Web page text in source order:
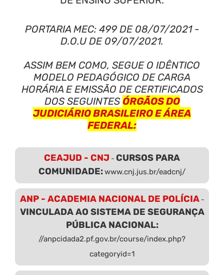
PORTARIA MEC: 499 DE 08/07/2021 -
D.O.U DE 09/07/2021.
ASSIM BEM COMO, SEGUE O IDÊNTICO
MODELO PEDAGÓGICO DE CARGA
HORÁRIA E EMISSÃO DE CERTIFICADOS
DOS SEGUINTES ÓRGÃOS DO
JUDICIÁRIO BRASILEIRO E ÁREA
FEDERAL:
CEAJUD - CNJ - CURSOS PARA
COMUNIDADE:www.cnj.jus.br/eadcnj/
ANP - ACADEMIA NACIONAL DE POLÍCIA-
VINCULADA AO SISTEMA DE SEGURANÇA
PÚBLICA NACIONAL:
//anpcidada2.pf.gov.br/course/index.php?
categoryid=1